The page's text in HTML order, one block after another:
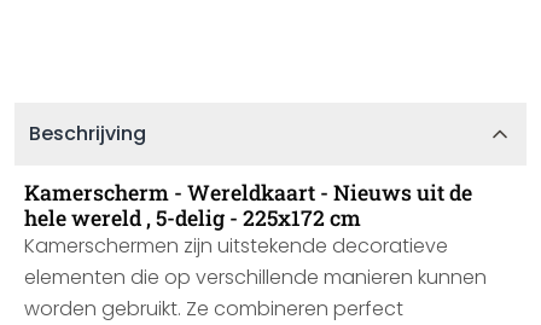
Beschrijving
Kamerscherm - Wereldkaart - Nieuws uit de
hele wereld , 5-delig - 225x172 cm
Kamerschermen zijn uitstekende decoratieve
elementen die op verschillende manieren kunnen
worden gebruikt. Ze combineren perfect